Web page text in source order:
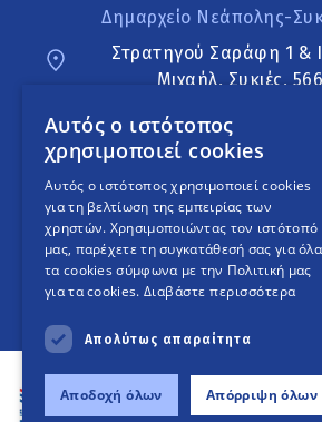
Δημαρχείο Νεάπολης-
Στρατηγού Σαράφη 1 &
Μιχαήλ, Συκιές,
Ακολουθήστε
English Version
An project
Αυτός ο ιστότοπος
χρησιμοποιεί cookies
Αυτός ο ιστότοπος χρησιμοποιεί cookies
για τη βελτίωση της εμπειρίας των
χρηστών. Χρησιμοποιώντας τον ιστότοπό
μας, παρέχετε τη συγκατάθεσή σας για όλα
τα cookies σύμφωνα με την Πολιτική μας
για τα cookies. Διαβάστε περισσότερα
Απολύτως απαραίτητα
Αποδοχή όλων Απόρριψη όλων